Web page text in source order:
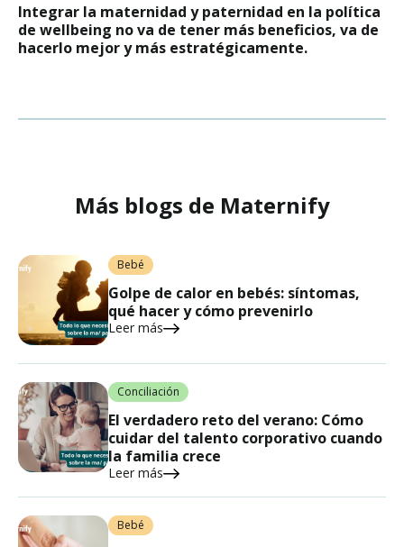
Integrar la maternidad y paternidad en la política
de wellbeing no va de tener más beneficios, va de
hacerlo mejor y más estratégicamente.
Más blogs de Maternify
Bebé
Golpe de calor en bebés: síntomas,
qué hacer y cómo prevenirlo
Leer más
Conciliación
El verdadero reto del verano: Cómo
cuidar del talento corporativo cuando
la familia crece
Leer más
Bebé